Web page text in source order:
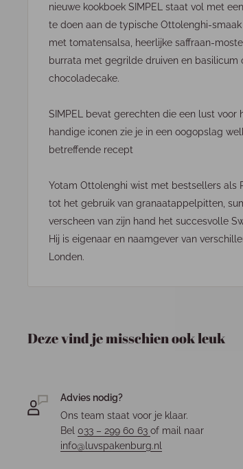
nieuwe kookboek SIMPEL staat vol met
te doen aan de typische Ottolenghi-
met tomatensalsa, heerlijke saffraan-
burrata met gegrilde druiven en basilicum
chocoladecake.
SIMPEL bevat gerechten die een lust voor
handige iconen zie je in een oogopslag
betreffende recept
Yotam Ottolenghi wist met bestsellers als
tot het gebruik van granaatappelpitten,
verscheen van zijn hand het succesvolle
Hij is eigenaar en naamgever van
Londen.
Deze vind je misschien ook leuk
Advies nodig?
Ons team staat voor je klaar.
Bel 033 – 299 60 63 of mail naar
info@luvspakenburg.nl